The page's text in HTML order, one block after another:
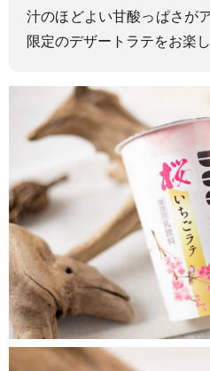
汁のほどよい甘酸っぱさが
限定のデザートラテをお楽